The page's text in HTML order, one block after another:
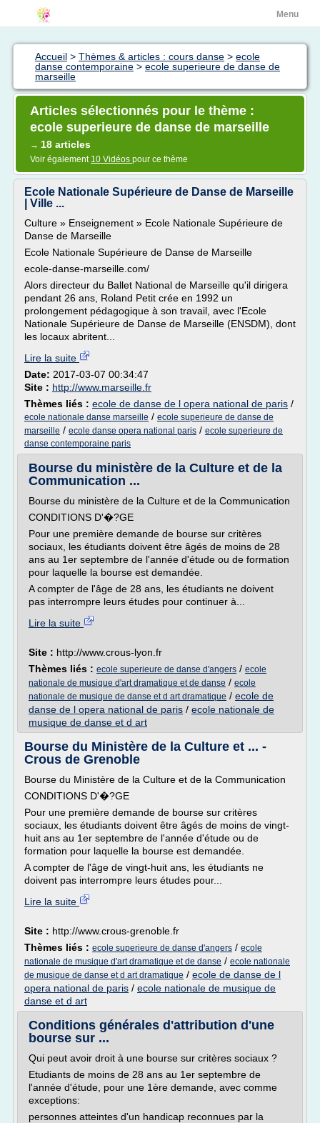
Menu
Accueil > Thèmes & articles : cours danse > ecole
danse contemporaine > ecole superieure de danse de
marseille
Articles sélectionnés pour le thème :
ecole superieure de danse de marseille
→ 18 articles
Voir également 10 Vidéos pour ce thème
Ecole Nationale Supérieure de Danse de Marseille
| Ville ...
Culture » Enseignement » Ecole Nationale Supérieure de
Danse de Marseille
Ecole Nationale Supérieure de Danse de Marseille
ecole-danse-marseille.com/
Alors directeur du Ballet National de Marseille qu'il dirigera
pendant 26 ans, Roland Petit crée en 1992 un
prolongement pédagogique à son travail, avec l'Ecole
Nationale Supérieure de Danse de Marseille (ENSDM), dont
les locaux abritent...
Lire la suite
Date: 2017-03-07 00:34:47
Site : http://www.marseille.fr
Thèmes liés : ecole de danse de l opera national de paris /
ecole nationale danse marseille / ecole superieure de danse de
marseille / ecole danse opera national paris / ecole superieure de
danse contemporaine paris
Bourse du ministère de la Culture et de la
Communication ...
Bourse du ministère de la Culture et de la Communication
CONDITIONS D'�?GE
Pour une première demande de bourse sur critères
sociaux, les étudiants doivent être âgés de moins de 28
ans au 1er septembre de l'année d'étude ou de formation
pour laquelle la bourse est demandée.
A compter de l'âge de 28 ans, les étudiants ne doivent
pas interrompre leurs études pour continuer à...
Lire la suite
Site : http://www.crous-lyon.fr
Thèmes liés : ecole superieure de danse d'angers / ecole
nationale de musique d'art dramatique et de danse / ecole
nationale de musique de danse et d art dramatique / ecole de
danse de l opera national de paris / ecole nationale de
musique de danse et d art
Bourse du Ministère de la Culture et ... -
Crous de Grenoble
Bourse du Ministère de la Culture et de la Communication
CONDITIONS D'�?GE
Pour une première demande de bourse sur critères
sociaux, les étudiants doivent être âgés de moins de vingt-
huit ans au 1er septembre de l'année d'étude ou de
formation pour laquelle la bourse est demandée.
A compter de l'âge de vingt-huit ans, les étudiants ne
doivent pas interrompre leurs études pour...
Lire la suite
Site : http://www.crous-grenoble.fr
Thèmes liés : ecole superieure de danse d'angers / ecole
nationale de musique d'art dramatique et de danse / ecole nationale
de musique de danse et d art dramatique / ecole de danse de l
opera national de paris / ecole nationale de musique de
danse et d art
Conditions générales d'attribution d'une
bourse sur ...
Qui peut avoir droit à une bourse sur critères sociaux ?
Etudiants de moins de 28 ans au 1er septembre de
l'année d'étude, pour une 1ère demande, avec comme
exceptions:
personnes atteintes d'un handicap reconnues par la